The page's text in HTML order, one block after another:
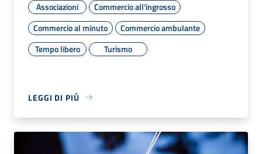
Associazioni
Commercio all'ingrosso
Commercio al minuto
Commercio ambulante
Tempo libero
Turismo
LEGGI DI PIÙ